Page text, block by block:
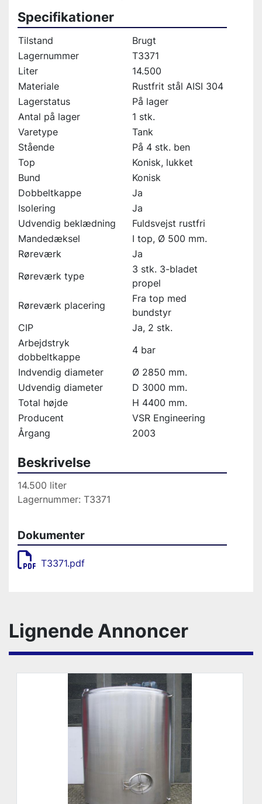
Specifikationer
Tilstand
Brugt
Lagernummer
T3371
Liter
14.500
Materiale
Rustfrit stål AISI 304
Lagerstatus
På lager
Antal på lager
1 stk.
Varetype
Tank
Stående
På 4 stk. ben
Top
Konisk, lukket
Bund
Konisk
Dobbeltkappe
Ja
Isolering
Ja
Udvendig beklædning
Fuldsvejst rustfri
Mandedæksel
I top, Ø 500 mm.
Røreværk
Ja
Røreværk type
3 stk. 3-bladet
propel
Røreværk placering
Fra top med
bundstyr
CIP
Ja, 2 stk.
Arbejdstryk
dobbeltkappe
4 bar
Indvendig diameter
Ø 2850 mm.
Udvendig diameter
D 3000 mm.
Total højde
H 4400 mm.
Producent
VSR Engineering
Årgang
2003
Beskrivelse
14.500 liter
Lagernummer: T3371
Dokumenter
T3371.pdf
Lignende Annoncer